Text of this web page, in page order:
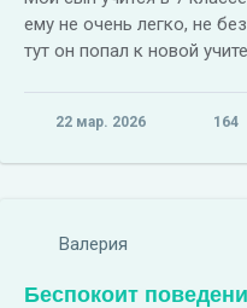
ему не очень легко, не
тут он попал к новой
22 мар. 2026 164
Валерия
Беспокоит